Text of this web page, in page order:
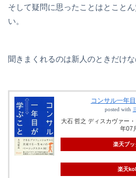
そして疑問に思ったことはとこと
い。
聞きまくれるのは新人のときだけな
コンサル一年
posted with
大石 哲之 ディスカヴァー
年07
楽天ブッ
楽天